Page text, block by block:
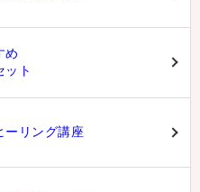
め
ット
ーリング講座